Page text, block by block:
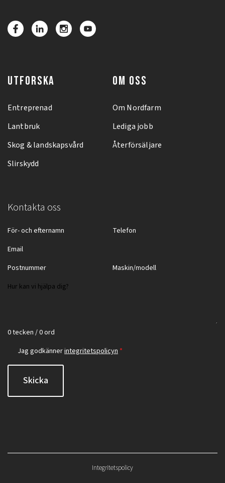
UTFORSKA
Entreprenad
Lantbruk
Skog & landskapsvård
Slirskydd
OM OSS
Om Nordfarm
Lediga jobb
Återförsäljare
Kontakta oss
0 tecken / 0 ord
Jag godkännerintegritetspolicyn *
Skicka
Integritetspolicy